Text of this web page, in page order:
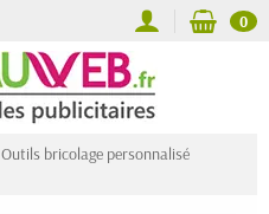
0
Outils bricolage personnalisé